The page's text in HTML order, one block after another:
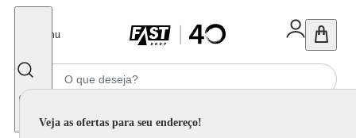
Menu
Veja as ofertas para seu endereço!